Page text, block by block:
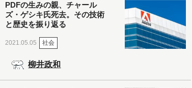
PDFの生みの親、チャール
ズ・ゲシキ氏死去。その技術
と歴史を振り返る
2021.05.05 社会
柳井政和